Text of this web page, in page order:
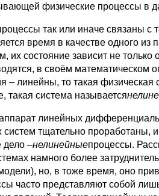
физические процессы в
так или иначе связаны
время в качестве одного
их состояние зависит не
в своём математическом
– линейны, то такая физическая
такая система называется
линейных
тщательно проработаны,
дело –нелинейныепроцессы.
намного более
но, в тоже время, оно
часто представляют собой